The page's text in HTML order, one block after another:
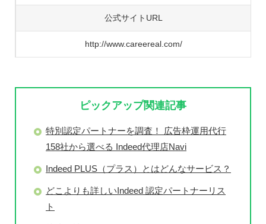
公式サイトURL
http://www.careereal.com/
ピックアップ関連記事
特別認定パートナーを調査！ 広告枠運用代行
158社から選べる Indeed代理店Navi
Indeed PLUS（プラス）とはどんなサービス？
どこよりも詳しいIndeed 認定パートナーリス
ト